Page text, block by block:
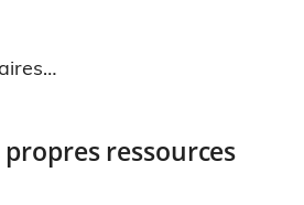
propres ressources